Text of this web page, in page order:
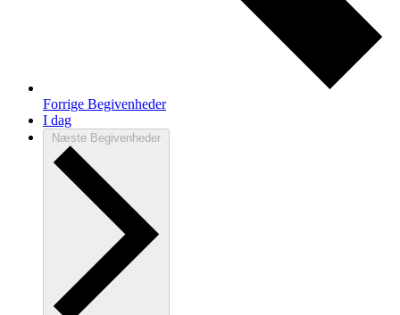
Forrige Begivenheder
I dag
Næste Begivenheder